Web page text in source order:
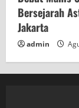
Bersejarah
Jakarta
admin